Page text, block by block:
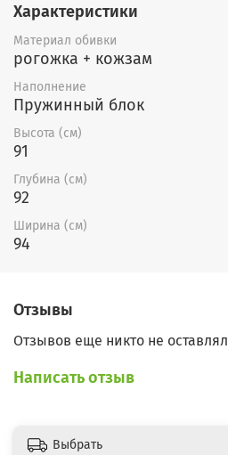
Характеристики
Материал обивки
рогожка + кожзам
Наполнение
Пружинный блок
Высота (см)
91
Глубина (см)
92
Ширина (см)
94
Отзывы
Отзывов еще никто не оставлял
Написать отзыв
Выбрать